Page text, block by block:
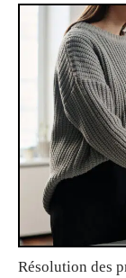
Résolution des